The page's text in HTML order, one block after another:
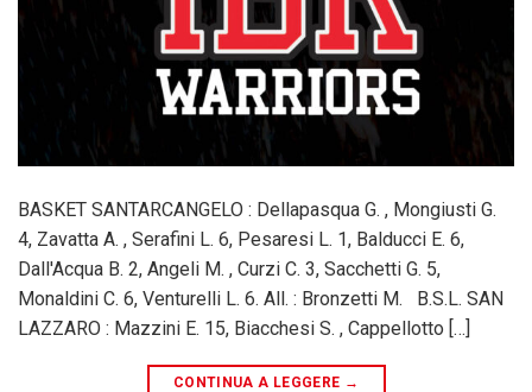
BASKET SANTARCANGELO : Dellapasqua G. , Mongiusti G.
4, Zavatta A. , Serafini L. 6, Pesaresi L. 1, Balducci E. 6,
Dall'Acqua B. 2, Angeli M. , Curzi C. 3, Sacchetti G. 5,
Monaldini C. 6, Venturelli L. 6. All. : Bronzetti M. B.S.L. SAN
LAZZARO : Mazzini E. 15, Biacchesi S. , Cappellotto […]
CONTINUA A LEGGERE →